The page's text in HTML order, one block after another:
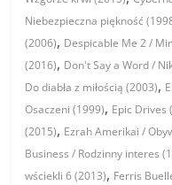
Niebezpieczna piękność
(2006), Despicable Me 2 /
(2016), Don't Say a Word /
Do diabła z miłością (2003),
Osaczeni (1999), Epic Drives
(2015), Ezrah Amerikai /
Business / Rodzinny interes
wściekli 6 (2013), Ferris